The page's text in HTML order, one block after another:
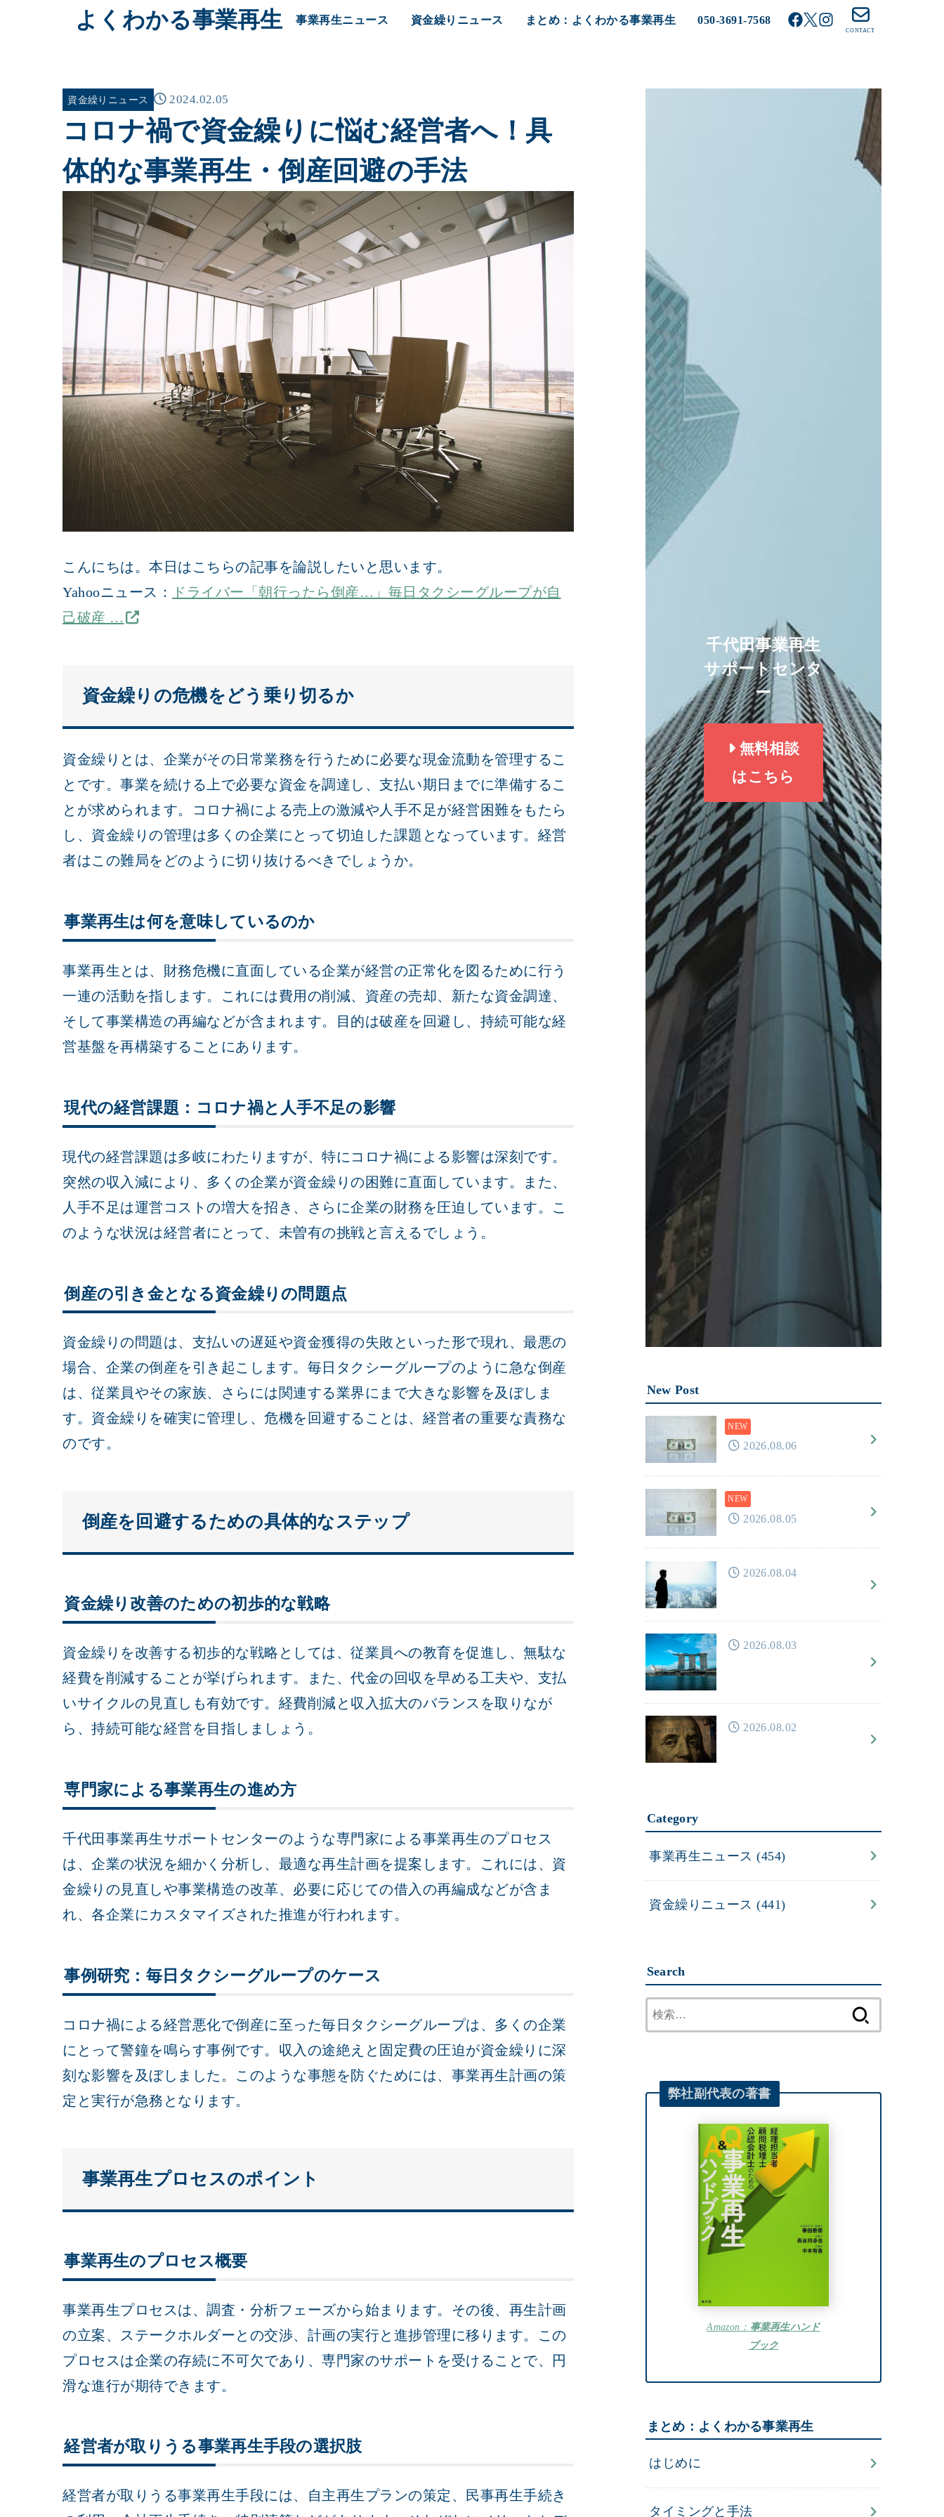
よくわかる事業再生 事業再生ニュース 資金繰りニュース まとめ：よくわかる事業再生 050-3691-7568
CONTACT
資金繰りニュース 2024.02.05
コロナ禍で資金繰りに悩む経営者へ！具
体的な事業再生・倒産回避の手法
こんにちは。本日はこちらの記事を論説したいと思います。
Yahooニュース：
ドライバー「朝行ったら倒産…」毎日タクシーグループが自
己破産 …
資金繰りの危機をどう乗り切るか
資金繰りとは、企業がその日常業務を行うために必要な現金流動を管理するこ
とです。事業を続ける上で必要な資金を調達し、支払い期日までに準備するこ
とが求められます。コロナ禍による売上の激減や人手不足が経営困難をもたら
し、資金繰りの管理は多くの企業にとって切迫した課題となっています。経営
者はこの難局をどのように切り抜けるべきでしょうか。
事業再生は何を意味しているのか
事業再生とは、財務危機に直面している企業が経営の正常化を図るために行う
一連の活動を指します。これには費用の削減、資産の売却、新たな資金調達、
そして事業構造の再編などが含まれます。目的は破産を回避し、持続可能な経
営基盤を再構築することにあります。
現代の経営課題：コロナ禍と人手不足の影響
現代の経営課題は多岐にわたりますが、特にコロナ禍による影響は深刻です。
突然の収入減により、多くの企業が資金繰りの困難に直面しています。また、
人手不足は運営コストの増大を招き、さらに企業の財務を圧迫しています。こ
のような状況は経営者にとって、未曽有の挑戦と言えるでしょう。
倒産の引き金となる資金繰りの問題点
資金繰りの問題は、支払いの遅延や資金獲得の失敗といった形で現れ、最悪の
場合、企業の倒産を引き起こします。毎日タクシーグループのように急な倒産
は、従業員やその家族、さらには関連する業界にまで大きな影響を及ぼしま
す。資金繰りを確実に管理し、危機を回避することは、経営者の重要な責務な
のです。
倒産を回避するための具体的なステップ
資金繰り改善のための初歩的な戦略
資金繰りを改善する初歩的な戦略としては、従業員への教育を促進し、無駄な
経費を削減することが挙げられます。また、代金の回収を早める工夫や、支払
いサイクルの見直しも有効です。経費削減と収入拡大のバランスを取りなが
ら、持続可能な経営を目指しましょう。
専門家による事業再生の進め方
千代田事業再生サポートセンターのような専門家による事業再生のプロセス
は、企業の状況を細かく分析し、最適な再生計画を提案します。これには、資
金繰りの見直しや事業構造の改革、必要に応じての借入の再編成などが含ま
れ、各企業にカスタマイズされた推進が行われます。
事例研究：毎日タクシーグループのケース
コロナ禍による経営悪化で倒産に至った毎日タクシーグループは、多くの企業
にとって警鐘を鳴らす事例です。収入の途絶えと固定費の圧迫が資金繰りに深
刻な影響を及ぼしました。このような事態を防ぐためには、事業再生計画の策
定と実行が急務となります。
事業再生プロセスのポイント
事業再生のプロセス概要
事業再生プロセスは、調査・分析フェーズから始まります。その後、再生計画
の立案、ステークホルダーとの交渉、計画の実行と進捗管理に移ります。この
プロセスは企業の存続に不可欠であり、専門家のサポートを受けることで、円
滑な進行が期待できます。
経営者が取りうる事業再生手段の選択肢
経営者が取りうる事業再生手段には、自主再生プランの策定、民事再生手続き
千代田事業再生
サポートセンタ
ー
無料相談
はこちら
New Post
2026.08.06
2026.08.05
2026.08.04
2026.08.03
2026.08.02
Category
事業再生ニュース(454)
資金繰りニュース(441)
Search
索:
弊社副代表の著書
Amazon： 事業再生ハンド
ブック
まとめ：よくわかる事業再生
はじめに
タイミングと手法